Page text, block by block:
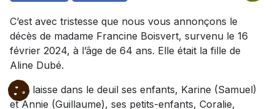
C’est avec tristesse que nous vous annonçons le
décès de madame Francine Boisvert, survenu le 16
février 2024, à l’âge de 64 ans. Elle était la fille de
Aline Dubé.
Elle laisse dans le deuil ses enfants, Karine (Samuel)
et Annie (Guillaume), ses petits-enfants, Coralie,